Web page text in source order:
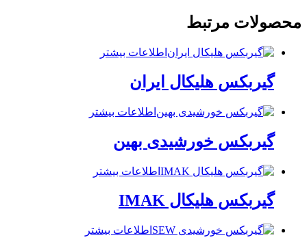
محصولات مرتبط
اطلاعات بیشتر
گیربکس هلیکال ایران
اطلاعات بیشتر
گیربکس خورشیدی بهین
اطلاعات بیشتر
گیربکس هلیکال IMAK
اطلاعات بیشتر